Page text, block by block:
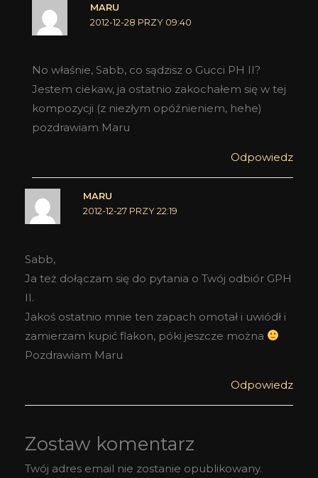
MARU
2012-12-28 PRZY 09:40
No właśnie, Sabb, co sądzisz o Gucci PH II?
Jestem ciekaw, ja ostatnio zakochałem się w tej
kompozycji (z niezłym opóźnieniem, hehe)
pozdrawiam Maru
Odpowiedz
MARU
2012-12-27 PRZY 22:19
Sabb,
Ja też dołączam się do pytania o Twój odbiór GPH
II.
Jakoś ostatnio mnie ten zapach omotał i uwiódł i
zamierzam kupić flakon, póki jeszcze można
Pozdrawiam Maru
Odpowiedz
Zostaw komentarz
Twój adres email nie zostanie opublikowany.